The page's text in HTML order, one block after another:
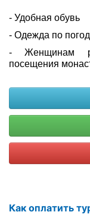
- Удобная обувь
- Одежда по
- Женщинам
посещения
Как оплатить